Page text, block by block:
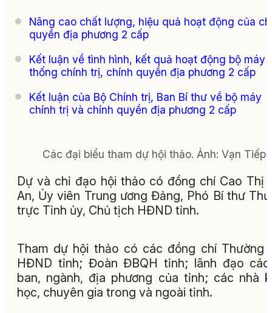
Nâng cao chất lượng, hiệu quả hoạt động của
quyền địa phương 2 cấp
Kết luận về tình hình, kết quả hoạt động bộ máy
thống chính trị, chính quyền địa phương 2 cấp
Kết luận của Bộ Chính trị, Ban Bí thư về bộ máy
chính trị và chính quyền địa phương 2 cấp
Các đại biểu tham dự hội thảo. Ảnh: Vạn Tiếp
Dự và chỉ đạo hội thảo có đồng chí Cao Thị
An, Ủy viên Trung ương Đảng, Phó Bí thư
trực Tỉnh ủy, Chủ tịch HĐND tỉnh.
Tham dự hội thảo có các đồng chí Thường
HĐND tỉnh; Đoàn ĐBQH tỉnh; lãnh đạo
ban, ngành, địa phương của tỉnh; các nhà
học, chuyên gia trong và ngoài tỉnh.